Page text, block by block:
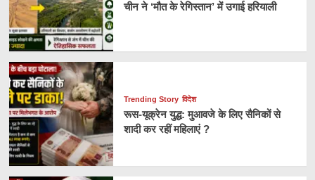
चीन ने ‘मौत के रेगिस्तान’ में उगाई हरियाली
Trending Story विदेश
रूस-यूक्रेन युद्ध: मुआवजे के लिए सैनिकों से
शादी कर रहीं महिलाएं ?